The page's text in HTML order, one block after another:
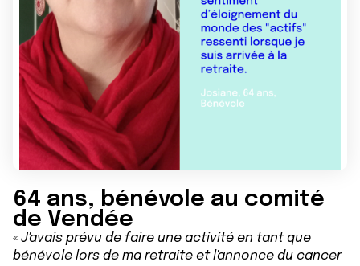
64 ans, bénévole au comité
de Vendée
« J'avais prévu de faire une activité en tant que
bénévole lors de ma retraite et l'annonce du cancer